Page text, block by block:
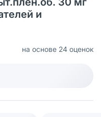
и
на основе 24 оценок